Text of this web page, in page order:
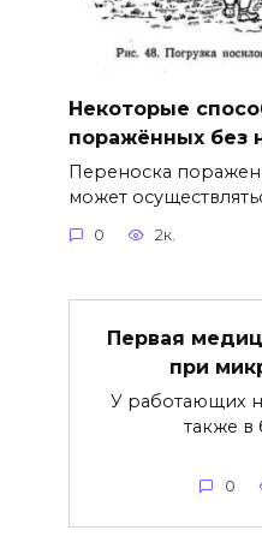
Некоторые
поражённых без
Переноска
может
0 2к.
Первая
при
У работающих
также в
0